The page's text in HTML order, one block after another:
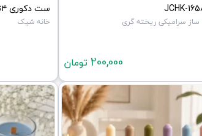
سرامیکی ریخته گری
200,000تومان
خانه شیک